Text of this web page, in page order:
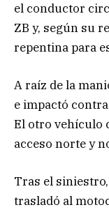
el conductor
ZB y, según su
repentina para
A raíz de la
e impactó
El otro vehículo
acceso norte y
Tras el
trasladó al